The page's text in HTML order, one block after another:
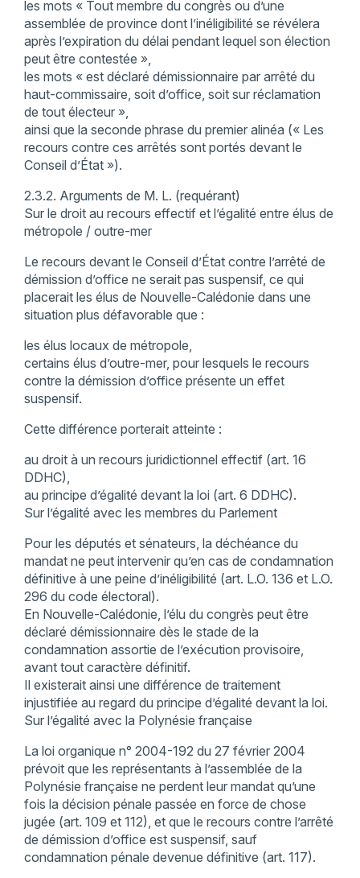
les mots « Tout membre du congrès ou d’une
assemblée de province dont l’inéligibilité se révélera
après l’expiration du délai pendant lequel son élection
peut être contestée »,
les mots « est déclaré démissionnaire par arrêté du
haut-commissaire, soit d’office, soit sur réclamation
de tout électeur »,
ainsi que la seconde phrase du premier alinéa (« Les
recours contre ces arrêtés sont portés devant le
Conseil d’État »).
2.3.2. Arguments de M. L. (requérant)
Sur le droit au recours effectif et l’égalité entre élus de
métropole / outre-mer
Le recours devant le Conseil d’État contre l’arrêté de
démission d’office ne serait pas suspensif, ce qui
placerait les élus de Nouvelle-Calédonie dans une
situation plus défavorable que :
les élus locaux de métropole,
certains élus d’outre-mer, pour lesquels le recours
contre la démission d’office présente un effet
suspensif.
Cette différence porterait atteinte :
au droit à un recours juridictionnel effectif (art. 16
DDHC),
au principe d’égalité devant la loi (art. 6 DDHC).
Sur l’égalité avec les membres du Parlement
Pour les députés et sénateurs, la déchéance du
mandat ne peut intervenir qu’en cas de condamnation
définitive à une peine d’inéligibilité (art. L.O. 136 et L.O.
296 du code électoral).
En Nouvelle-Calédonie, l’élu du congrès peut être
déclaré démissionnaire dès le stade de la
condamnation assortie de l’exécution provisoire,
avant tout caractère définitif.
Il existerait ainsi une différence de traitement
injustifiée au regard du principe d’égalité devant la loi.
Sur l’égalité avec la Polynésie française
La loi organique n° 2004-192 du 27 février 2004
prévoit que les représentants à l’assemblée de la
Polynésie française ne perdent leur mandat qu’une
fois la décision pénale passée en force de chose
jugée (art. 109 et 112), et que le recours contre l’arrêté
de démission d’office est suspensif, sauf
condamnation pénale devenue définitive (art. 117).